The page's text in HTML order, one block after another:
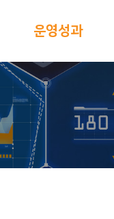
운영성과